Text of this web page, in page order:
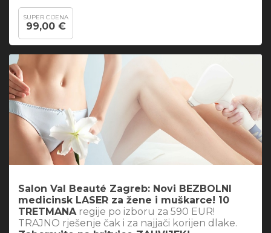
SUPER CIJENA
99,00 €
Salon Val Beauté Zagreb: Novi BEZBOLNI
medicinsk LASER za žene i muškarce! 10
TRETMANA regije po izboru za 590 EUR!
TRAJNO rješenje čak i za najjači korijen dlake.